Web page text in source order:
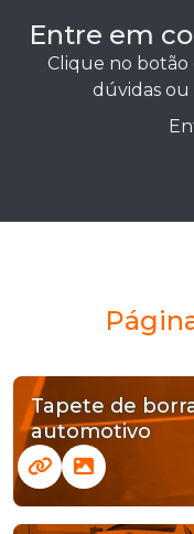
Entre em
Clique no
dúvidas
Tapete de
automotivo